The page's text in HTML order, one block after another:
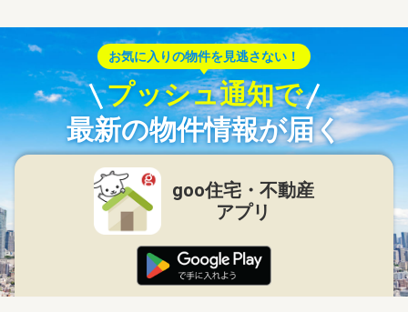
お気に入りの物件を見逃さない！
プッシュ通知で
最新の物件情報が届く
goo住宅・不動産
アプリ